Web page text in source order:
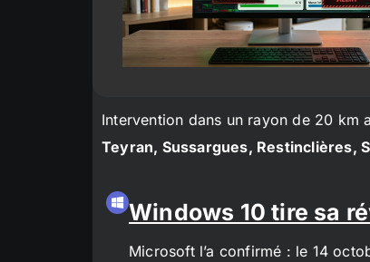
Intervention dans un rayon de 20 km
Teyran, Sussargues, Restinclières,
Windows 10 tire sa
Microsoft l’a confirmé : le 14